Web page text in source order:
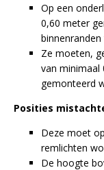
Op een
0,60 meter
Ze moeten,
van minimaal
gemonteerd
Posities
Deze moet
remlichten
De hoogte